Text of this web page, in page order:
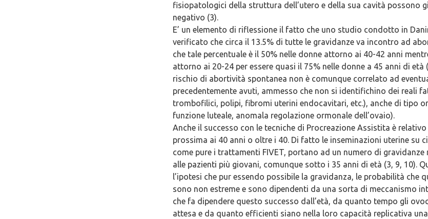
fisiopatologici della struttura dell’utero e della sua cavità possono
negativo (3).
E’ un elemento di riflessione il fatto che uno studio condotto in
verificato che circa il 13.5% di tutte le gravidanze va incontro ad
che tale percentuale è il 50% nelle donne attorno ai 40-42 anni
attorno ai 20-24 per essere quasi il 75% nelle donne a 45 anni di età
rischio di abortività spontanea non è comunque correlato ad
precedentemente avuti, ammesso che non si identifichino dei reali
trombofilici, polipi, fibromi uterini endocavitari, etc.), anche di tipo
funzione luteale, anomala regolazione ormonale dell’ovaio).
Anche il successo con le tecniche di Procreazione Assistita è
prossima ai 40 anni o oltre i 40. Di fatto le inseminazioni uterine su
come pure i trattamenti FIVET, portano ad un numero di
alle pazienti più giovani, comunque sotto i 35 anni di età (3, 9, 10).
l’ipotesi che pur essendo possibile la gravidanza, le probabilità che
sono non estreme e sono dipendenti da una sorta di meccanismo
che fa dipendere questo successo dall’età, da quanto tempo gli
attesa e da quanto efficienti siano nella loro capacità replicativa